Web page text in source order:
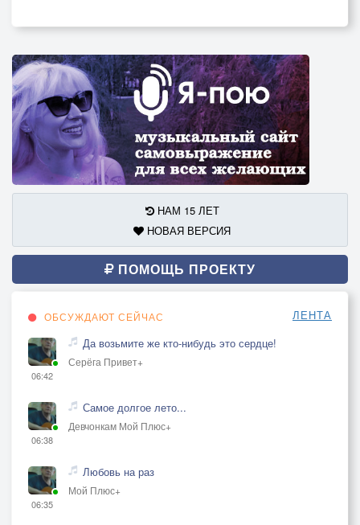
НАМ 15 ЛЕТ
НОВАЯ ВЕРСИЯ
ПОМОЩЬ ПРОЕКТУ
ОБСУЖДАЮТ СЕЙЧАС ЛЕНТА
06:42
Да возьмите же кто-нибудь это сердце!
Серёга Привет+
06:38
Самое долгое лето...
Девчонкам Мой Плюс+
06:35
Любовь на раз
Мой Плюс+